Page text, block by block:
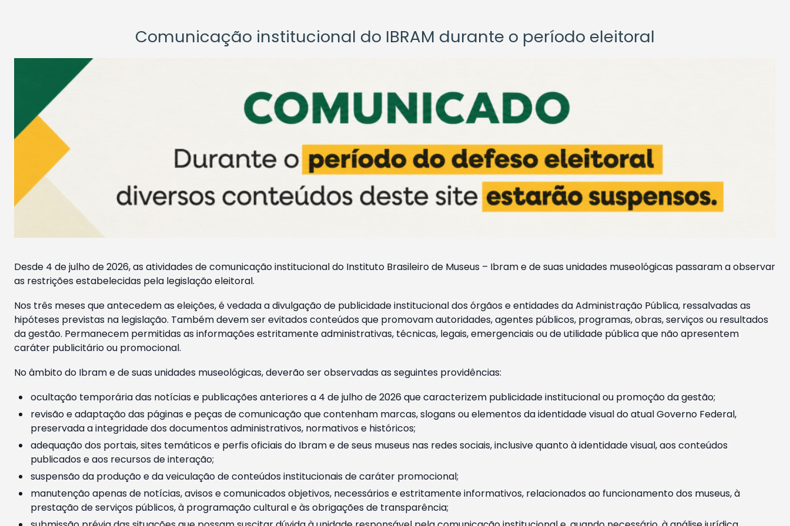
Comunicação institucional do IBRAM durante o período eleitoral
Desde 4 de julho de 2026, as atividades de comunicação institucional do Instituto Brasileiro de Museus – Ibram e de suas unidades museológicas passaram a observar
as restrições estabelecidas pela legislação eleitoral.
Nos três meses que antecedem as eleições, é vedada a divulgação de publicidade institucional dos órgãos e entidades da Administração Pública, ressalvadas as
hipóteses previstas na legislação. Também devem ser evitados conteúdos que promovam autoridades, agentes públicos, programas, obras, serviços ou resultados
da gestão. Permanecem permitidas as informações estritamente administrativas, técnicas, legais, emergenciais ou de utilidade pública que não apresentem
caráter publicitário ou promocional.
No âmbito do Ibram e de suas unidades museológicas, deverão ser observadas as seguintes providências:
ocultação temporária das notícias e publicações anteriores a 4 de julho de 2026 que caracterizem publicidade institucional ou promoção da gestão;
revisão e adaptação das páginas e peças de comunicação que contenham marcas, slogans ou elementos da identidade visual do atual Governo Federal,
preservada a integridade dos documentos administrativos, normativos e históricos;
adequação dos portais, sites temáticos e perfis oficiais do Ibram e de seus museus nas redes sociais, inclusive quanto à identidade visual, aos conteúdos
publicados e aos recursos de interação;
suspensão da produção e da veiculação de conteúdos institucionais de caráter promocional;
manutenção apenas de notícias, avisos e comunicados objetivos, necessários e estritamente informativos, relacionados ao funcionamento dos museus, à
prestação de serviços públicos, à programação cultural e às obrigações de transparência;